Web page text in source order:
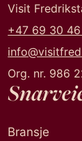
Visit
+47 69 30
Org. nr. 986
Bransje